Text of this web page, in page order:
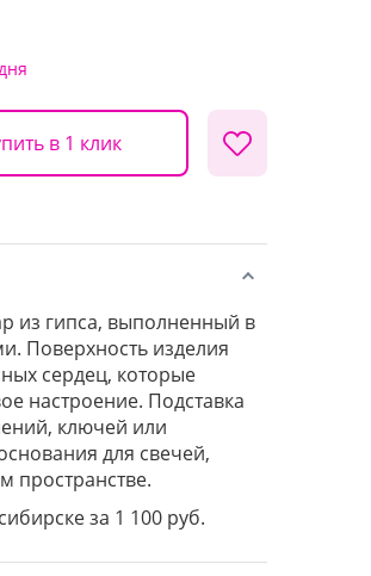
в 1 клик
из гипса, выполненный в
Поверхность изделия
сердец, которые
настроение. Подставка
ключей или
для свечей,
пространстве.
за 1 100 руб.